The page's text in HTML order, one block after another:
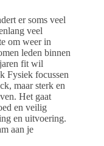
er soms veel
veel
om weer in
leden binnen
fit wil
Fysiek focussen
maar sterk en
Het gaat
en veilig
en uitvoering.
aan je